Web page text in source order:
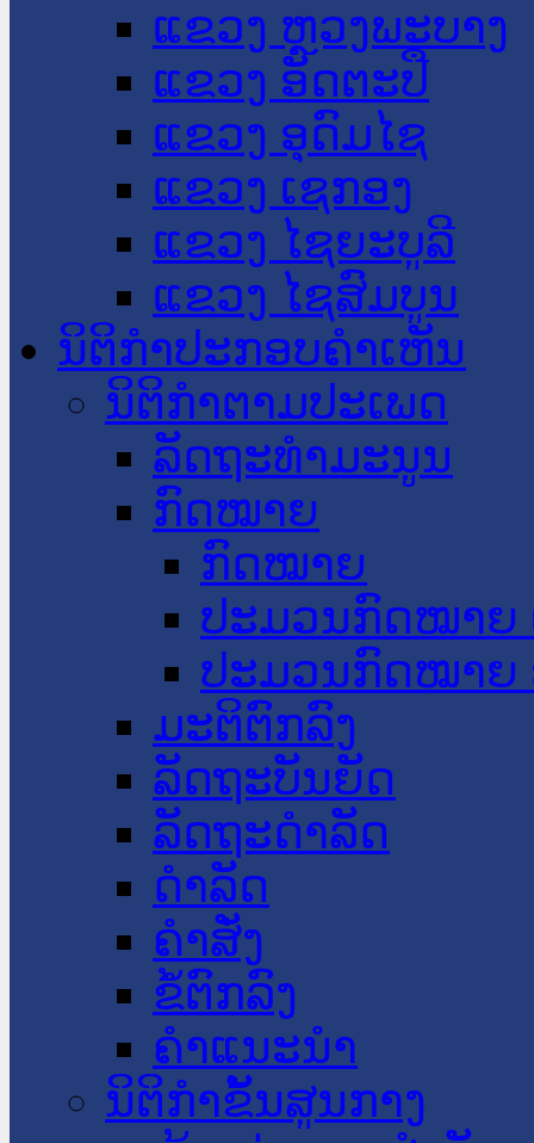
ແຂວງ ຫຼວງພະບາງ
ແຂວງ ອັດຕະປື
ແຂວງ ອຸດົມໄຊ
ແຂວງ ເຊກອງ
ແຂວງ ໄຊຍະບູລີ
ແຂວງ ໄຊສົມບູນ
ນິຕິກໍາປະກອບຄໍາເຫັນ
ນິຕິກໍາຕາມປະເພດ
ລັດຖະທໍາມະນູນ
ກົດໝາຍ
ກົດໝາຍ
ປະມວນກົດໝາຍ
ປະມວນກົດໝາຍ
ມະຕິຕົກລົງ
ລັດຖະບັນຍັດ
ລັດຖະດໍາລັດ
ດໍາລັດ
ຄໍາສັ່ງ
ຂໍ້ຕົກລົງ
ຄໍາແນະນໍາ
ນິຕິກຳຂັ້ນສູນກາງ